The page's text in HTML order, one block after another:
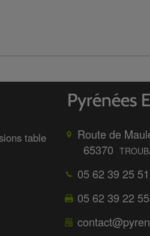
Route de
65370
05 62 39 25 51
05 62 39 22 55
table